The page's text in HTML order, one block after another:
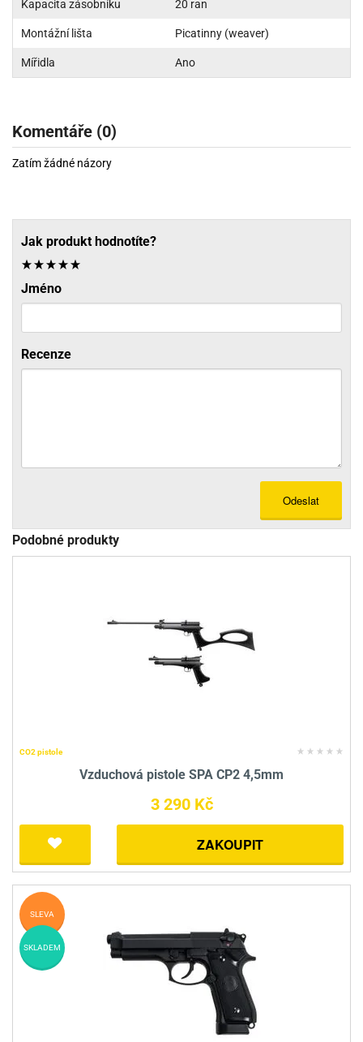
Kapacita zásobníku 20 ran
Montážní lišta Picatinny (weaver)
Mířidla Ano
Komentáře (0)
Zatím žádné názory
Jak produkt hodnotíte?
Jméno
Recenze
Odeslat
Podobné produkty
CO2 pistole
Vzduchová pistole SPA CP2 4,5mm
3 290 Kč
ZAKOUPIT
SLEVA
SKLADEM